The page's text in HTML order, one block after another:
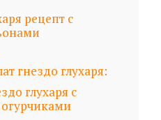
рецепт с
гнездо глухаря:
глухаря с